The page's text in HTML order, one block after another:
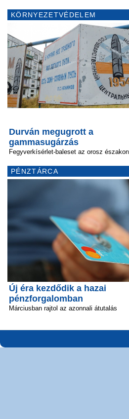
KÖRNYEZETVÉDELEM
Durván megugrott a
gammasugárzás
Fegyverkísérlet-baleset az orosz északon
PÉNZTÁRCA
Új éra kezdődik a hazai
pénzforgalomban
Márciusban rajtol az azonnali átutalás